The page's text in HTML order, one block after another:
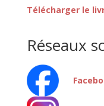
Télécharger le
Réseaux